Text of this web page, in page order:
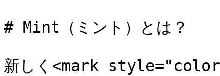
# Mint（ミント）とは？
新しく<mark